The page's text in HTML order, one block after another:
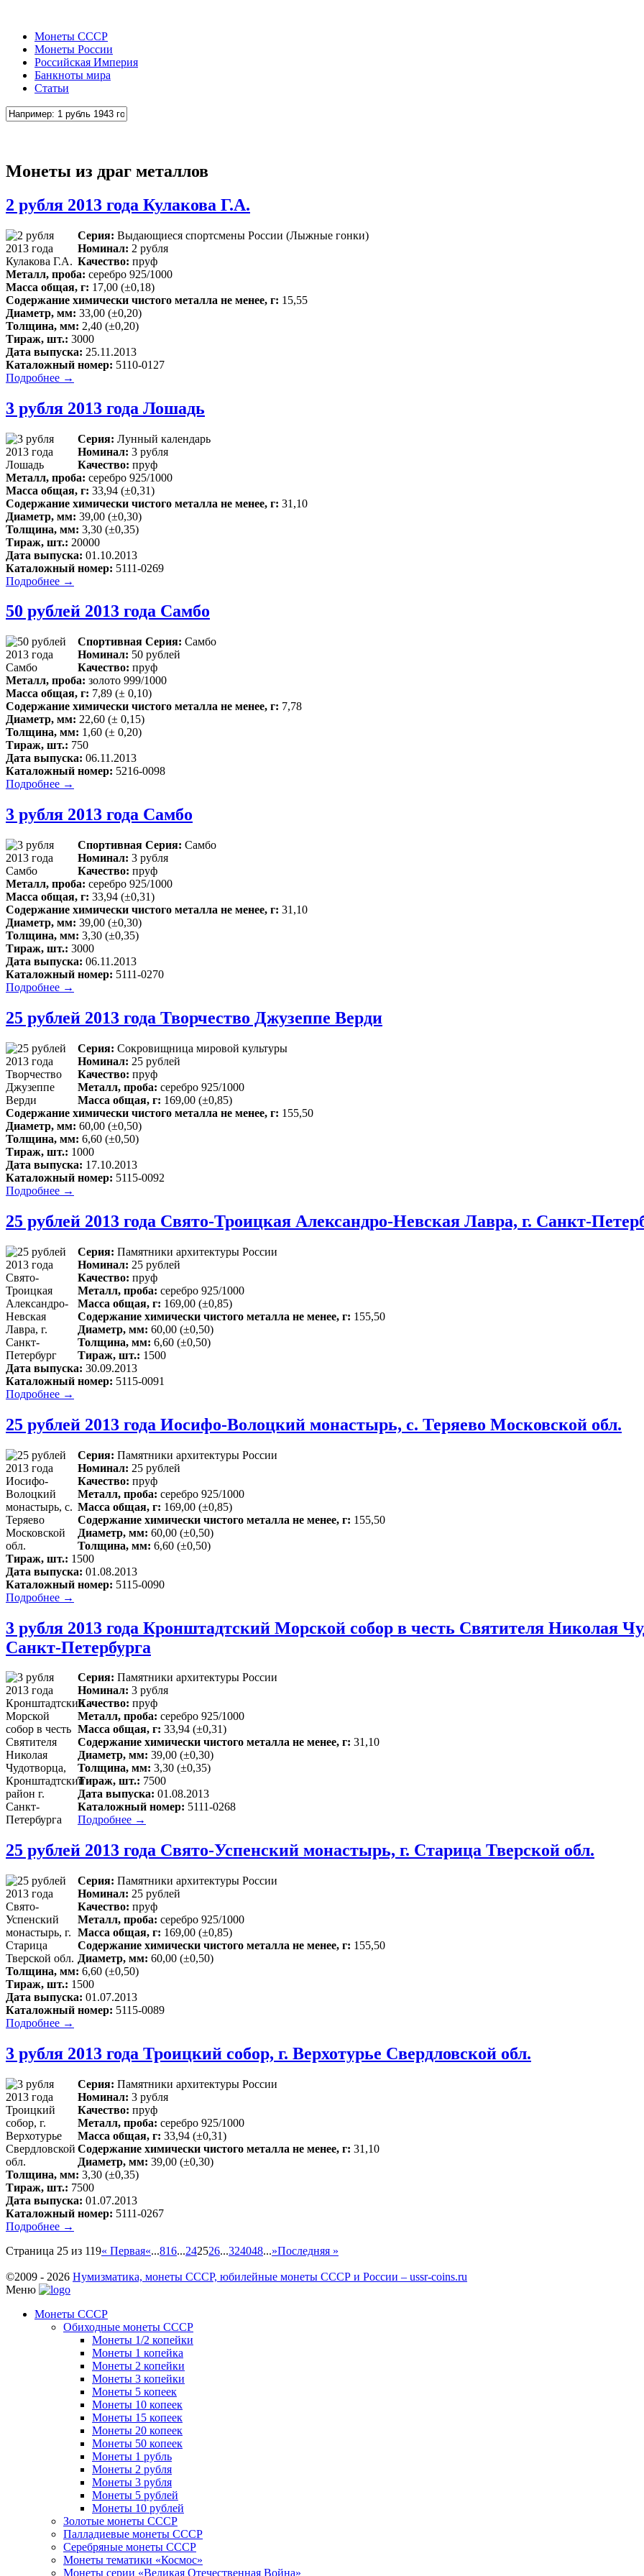
Монеты СССР
Монеты России
Российская Империя
Банкноты мира
Статьи
Монеты из драг металлов
2 рубля 2013 года Кулакова Г.А.
Серия: Выдающиеся спортсмены России (Лыжные гонки)
Номинал: 2 рубля
Качество: пруф
Металл, проба: серебро 925/1000
Масса общая, г: 17,00 (±0,18)
Содержание химически чистого металла не менее, г: 15,55
Диаметр, мм: 33,00 (±0,20)
Толщина, мм: 2,40 (±0,20)
Тираж, шт.: 3000
Дата выпуска: 25.11.2013
Каталожный номер: 5110-0127
Подробнее →
3 рубля 2013 года Лошадь
Серия: Лунный календарь
Номинал: 3 рубля
Качество: пруф
Металл, проба: серебро 925/1000
Масса общая, г: 33,94 (±0,31)
Содержание химически чистого металла не менее, г: 31,10
Диаметр, мм: 39,00 (±0,30)
Толщина, мм: 3,30 (±0,35)
Тираж, шт.: 20000
Дата выпуска: 01.10.2013
Каталожный номер: 5111-0269
Подробнее →
50 рублей 2013 года Самбо
Спортивная Серия: Самбо
Номинал: 50 рублей
Качество: пруф
Металл, проба: золото 999/1000
Масса общая, г: 7,89 (± 0,10)
Содержание химически чистого металла не менее, г: 7,78
Диаметр, мм: 22,60 (± 0,15)
Толщина, мм: 1,60 (± 0,20)
Тираж, шт.: 750
Дата выпуска: 06.11.2013
Каталожный номер: 5216-0098
Подробнее →
3 рубля 2013 года Самбо
Спортивная Серия: Самбо
Номинал: 3 рубля
Качество: пруф
Металл, проба: серебро 925/1000
Масса общая, г: 33,94 (±0,31)
Содержание химически чистого металла не менее, г: 31,10
Диаметр, мм: 39,00 (±0,30)
Толщина, мм: 3,30 (±0,35)
Тираж, шт.: 3000
Дата выпуска: 06.11.2013
Каталожный номер: 5111-0270
Подробнее →
25 рублей 2013 года Творчество Джузеппе Верди
Серия: Сокровищница мировой культуры
Номинал: 25 рублей
Качество: пруф
Металл, проба: серебро 925/1000
Масса общая, г: 169,00 (±0,85)
Содержание химически чистого металла не менее, г: 155,50
Диаметр, мм: 60,00 (±0,50)
Толщина, мм: 6,60 (±0,50)
Тираж, шт.: 1000
Дата выпуска: 17.10.2013
Каталожный номер: 5115-0092
Подробнее →
25 рублей 2013 года Свято-Троицкая Александро-Невская Лавра, г. Санкт-
Серия: Памятники архитектуры России
Номинал: 25 рублей
Качество: пруф
Металл, проба: серебро 925/1000
Масса общая, г: 169,00 (±0,85)
Содержание химически чистого металла не менее, г: 155,50
Диаметр, мм: 60,00 (±0,50)
Толщина, мм: 6,60 (±0,50)
Тираж, шт.: 1500
Дата выпуска: 30.09.2013
Каталожный номер: 5115-0091
Подробнее →
25 рублей 2013 года Иосифо-Волоцкий монастырь, с. Теряево Московской обл.
Серия: Памятники архитектуры России
Номинал: 25 рублей
Качество: пруф
Металл, проба: серебро 925/1000
Масса общая, г: 169,00 (±0,85)
Содержание химически чистого металла не менее, г: 155,50
Диаметр, мм: 60,00 (±0,50)
Толщина, мм: 6,60 (±0,50)
Тираж, шт.: 1500
Дата выпуска: 01.08.2013
Каталожный номер: 5115-0090
Подробнее →
3 рубля 2013 года Кронштадтский Морской собор в честь Святителя Николая
Санкт-Петербурга
Серия: Памятники архитектуры России
Номинал: 3 рубля
Качество: пруф
Металл, проба: серебро 925/1000
Масса общая, г: 33,94 (±0,31)
Содержание химически чистого металла не менее, г: 31,10
Диаметр, мм: 39,00 (±0,30)
Толщина, мм: 3,30 (±0,35)
Тираж, шт.: 7500
Дата выпуска: 01.08.2013
Каталожный номер: 5111-0268
Подробнее →
25 рублей 2013 года Свято-Успенский монастырь, г. Старица Тверской обл.
Серия: Памятники архитектуры России
Номинал: 25 рублей
Качество: пруф
Металл, проба: серебро 925/1000
Масса общая, г: 169,00 (±0,85)
Содержание химически чистого металла не менее, г: 155,50
Диаметр, мм: 60,00 (±0,50)
Толщина, мм: 6,60 (±0,50)
Тираж, шт.: 1500
Дата выпуска: 01.07.2013
Каталожный номер: 5115-0089
Подробнее →
3 рубля 2013 года Троицкий собор, г. Верхотурье Свердловской обл.
Серия: Памятники архитектуры России
Номинал: 3 рубля
Качество: пруф
Металл, проба: серебро 925/1000
Масса общая, г: 33,94 (±0,31)
Содержание химически чистого металла не менее, г: 31,10
Диаметр, мм: 39,00 (±0,30)
Толщина, мм: 3,30 (±0,35)
Тираж, шт.: 7500
Дата выпуска: 01.07.2013
Каталожный номер: 5111-0267
Подробнее →
Страница 25 из 119« Первая«...816...242526...324048...»Последняя »
©2009 - 2026 Нумизматика, монеты СССР, юбилейные монеты СССР и России – ussr-coins.ru
Меню
Монеты СССР
Обиходные монеты СССР
Монеты 1/2 копейки
Монеты 1 копейка
Монеты 2 копейки
Монеты 3 копейки
Монеты 5 копеек
Монеты 10 копеек
Монеты 15 копеек
Монеты 20 копеек
Монеты 50 копеек
Монеты 1 рубль
Монеты 2 рубля
Монеты 3 рубля
Монеты 5 рублей
Монеты 10 рублей
Золотые монеты СССР
Палладиевые монеты СССР
Серебряные монеты CCCР
Монеты тематики «Космос»
Монеты серии «Великая Отечественная Война»